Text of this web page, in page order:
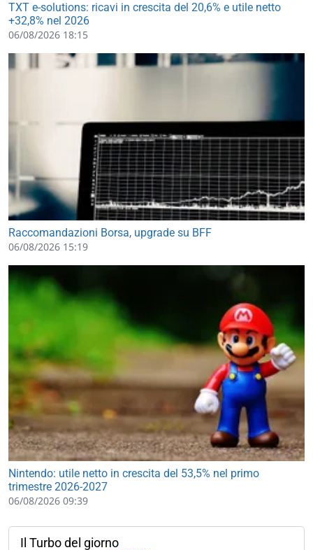
TXT e-solutions: ricavi in crescita del 20,6% e utile netto
+32,8% nel 2026
06/08/2026 18:15
Raccomandazioni Borsa, upgrade su BFF
06/08/2026 15:19
Nintendo: utile netto in crescita del 53,5% nel primo
trimestre 2026-2027
06/08/2026 09:39
Il Turbo del giorno